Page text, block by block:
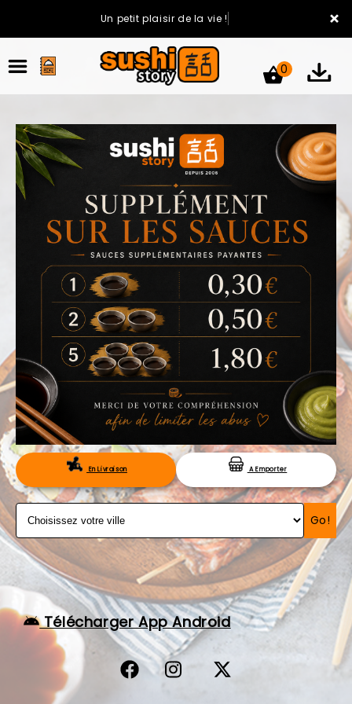
×
Un petit plaisir de la vie !
ACCUEIL
LA CARTE
VOTRE COMPTE
NOTRE RESTAURANT
VOS AVIS
MENTIONS LÉGALES
C.G.V
RÉSERVATION
0
En Livraison A Emporter
Go!
Télécharger App Android